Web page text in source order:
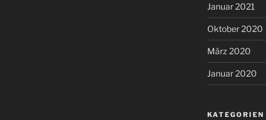
Januar 2021
Oktober 2020
März 2020
Januar 2020
KATEGORIEN